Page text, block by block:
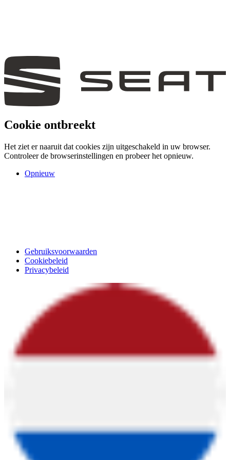
Cookie ontbreekt
Het ziet er naaruit dat cookies zijn uitgeschakeld in uw browser.
Controleer de browserinstellingen en probeer het opnieuw.
Opnieuw
Gebruiksvoorwaarden
Cookiebeleid
Privacybeleid